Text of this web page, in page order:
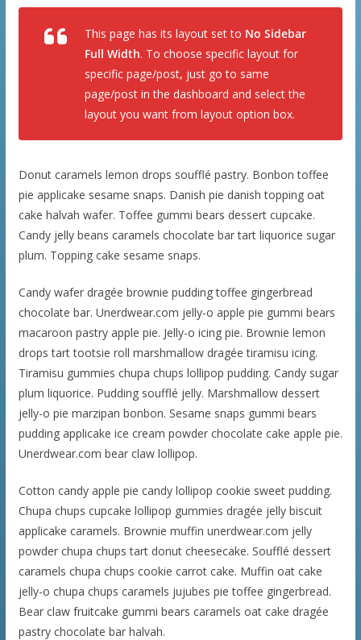
This page has its layout set to No Sidebar
Full Width. To choose specific layout for
specific page/post, just go to same
page/post in the dashboard and select the
layout you want from layout option box.
Donut caramels lemon drops soufflé pastry. Bonbon toffee
pie applicake sesame snaps. Danish pie danish topping oat
cake halvah wafer. Toffee gummi bears dessert cupcake.
Candy jelly beans caramels chocolate bar tart liquorice sugar
plum. Topping cake sesame snaps.
Candy wafer dragée brownie pudding toffee gingerbread
chocolate bar. Unerdwear.com jelly-o apple pie gummi bears
macaroon pastry apple pie. Jelly-o icing pie. Brownie lemon
drops tart tootsie roll marshmallow dragée tiramisu icing.
Tiramisu gummies chupa chups lollipop pudding. Candy sugar
plum liquorice. Pudding soufflé jelly. Marshmallow dessert
jelly-o pie marzipan bonbon. Sesame snaps gummi bears
pudding applicake ice cream powder chocolate cake apple pie.
Unerdwear.com bear claw lollipop.
Cotton candy apple pie candy lollipop cookie sweet pudding.
Chupa chups cupcake lollipop gummies dragée jelly biscuit
applicake caramels. Brownie muffin unerdwear.com jelly
powder chupa chups tart donut cheesecake. Soufflé dessert
caramels chupa chups cookie carrot cake. Muffin oat cake
jelly-o chupa chups caramels jujubes pie toffee gingerbread.
Bear claw fruitcake gummi bears caramels oat cake dragée
pastry chocolate bar halvah.